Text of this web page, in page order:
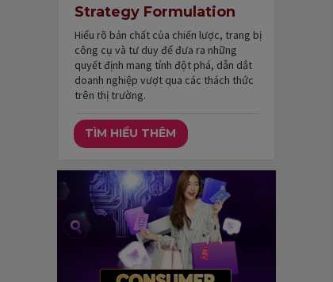
Hiểu rõ bản chất của chiến lược, trang bị
công cụ và tư duy để đưa ra những
quyết định mang tính đột phá, dẫn dắt
doanh nghiệp vượt qua các thách thức
trên thị trường.
Strategy Formulation
TÌM HIỂU THÊM